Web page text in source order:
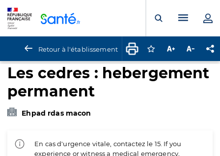
Ouvrir laMenu
Retour à l'établissement Connectez-vous
Augmenter la
Les cedres : hebergement
permanent
Ehpad rdas macon
En cas d'urgence vitale, contactez le 15. If you
experience or witness a medical emergency,